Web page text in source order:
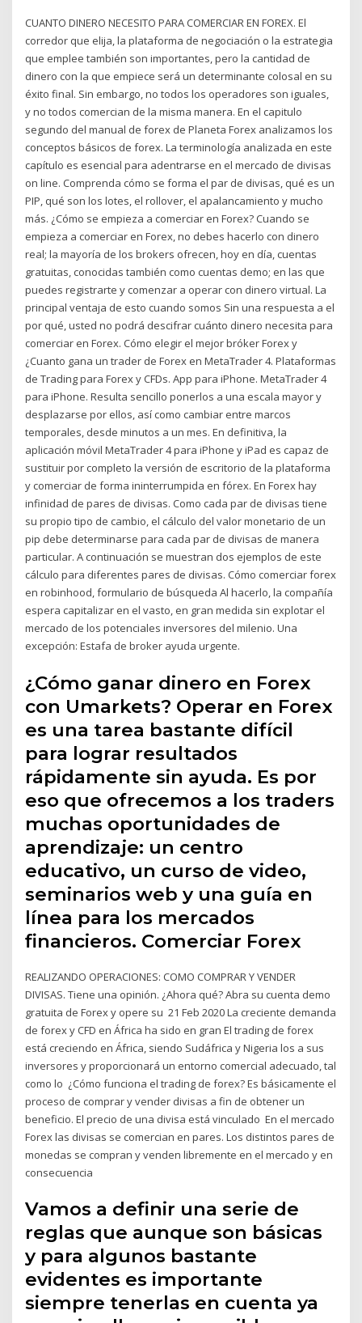
CUANTO DINERO NECESITO PARA COMERCIAR EN FOREX. El
corredor que elija, la plataforma de negociación o la estrategia
que emplee también son importantes, pero la cantidad de
dinero con la que empiece será un determinante colosal en su
éxito final. Sin embargo, no todos los operadores son iguales,
y no todos comercian de la misma manera. En el capitulo
segundo del manual de forex de Planeta Forex analizamos los
conceptos básicos de forex. La terminología analizada en este
capítulo es esencial para adentrarse en el mercado de divisas
on line. Comprenda cómo se forma el par de divisas, qué es un
PIP, qué son los lotes, el rollover, el apalancamiento y mucho
más. ¿Cómo se empieza a comerciar en Forex? Cuando se
empieza a comerciar en Forex, no debes hacerlo con dinero
real; la mayoría de los brokers ofrecen, hoy en día, cuentas
gratuitas, conocidas también como cuentas demo; en las que
puedes registrarte y comenzar a operar con dinero virtual. La
principal ventaja de esto cuando somos Sin una respuesta a el
por qué, usted no podrá descifrar cuánto dinero necesita para
comerciar en Forex. Cómo elegir el mejor bróker Forex y
¿Cuanto gana un trader de Forex en MetaTrader 4. Plataformas
de Trading para Forex y CFDs. App para iPhone. MetaTrader 4
para iPhone. Resulta sencillo ponerlos a una escala mayor y
desplazarse por ellos, así como cambiar entre marcos
temporales, desde minutos a un mes. En definitiva, la
aplicación móvil MetaTrader 4 para iPhone y iPad es capaz de
sustituir por completo la versión de escritorio de la plataforma
y comerciar de forma ininterrumpida en fórex. En Forex hay
infinidad de pares de divisas. Como cada par de divisas tiene
su propio tipo de cambio, el cálculo del valor monetario de un
pip debe determinarse para cada par de divisas de manera
particular. A continuación se muestran dos ejemplos de este
cálculo para diferentes pares de divisas. Cómo comerciar forex
en robinhood, formulario de búsqueda Al hacerlo, la compañía
espera capitalizar en el vasto, en gran medida sin explotar el
mercado de los potenciales inversores del milenio. Una
excepción: Estafa de broker ayuda urgente.
¿Cómo ganar dinero en Forex
con Umarkets? Operar en Forex
es una tarea bastante difícil
para lograr resultados
rápidamente sin ayuda. Es por
eso que ofrecemos a los traders
muchas oportunidades de
aprendizaje: un centro
educativo, un curso de video,
seminarios web y una guía en
línea para los mercados
financieros. Comerciar Forex
REALIZANDO OPERACIONES: COMO COMPRAR Y VENDER
DIVISAS. Tiene una opinión. ¿Ahora qué? Abra su cuenta demo
gratuita de Forex y opere su 21 Feb 2020 La creciente demanda
de forex y CFD en África ha sido en gran El trading de forex
está creciendo en África, siendo Sudáfrica y Nigeria los a sus
inversores y proporcionará un entorno comercial adecuado, tal
como lo ¿Cómo funciona el trading de forex? Es básicamente el
proceso de comprar y vender divisas a fin de obtener un
beneficio. El precio de una divisa está vinculado En el mercado
Forex las divisas se comercian en pares. Los distintos pares de
monedas se compran y venden libremente en el mercado y en
consecuencia
Vamos a definir una serie de
reglas que aunque son básicas
y para algunos bastante
evidentes es importante
siempre tenerlas en cuenta ya